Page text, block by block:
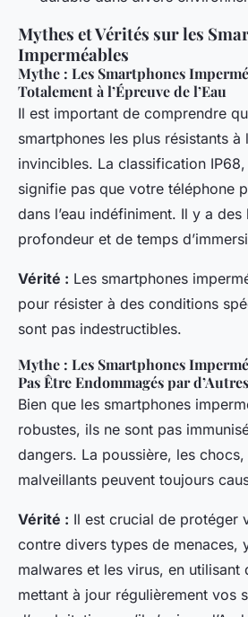
Mythes et Vérités sur les
Imperméables
Mythe : Les Smartphones
Totalement à l’Épreuve de l’Eau
Il est important de comprendre
smartphones les plus résistants à
invincibles. La classification
signifie pas que votre téléphone
dans l’eau indéfiniment. Il y a des
profondeur et de temps
Vérité : Les smartphones
pour résister à des conditions
sont pas indestructibles.
Mythe : Les Smartphones
Pas Être Endommagés par
Bien que les smartphones
robustes, ils ne sont pas
dangers. La poussière, les
malveillants peuvent toujours
Vérité : Il est crucial de protéger
contre divers types de menaces,
malwares et les virus, en utilisant
mettant à jour régulièrement vos